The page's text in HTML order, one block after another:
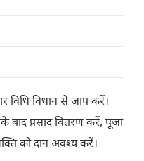
विधि विधान से जाप करें।
बाद प्रसाद वितरण करें, पूजा
को दान अवश्य करें।